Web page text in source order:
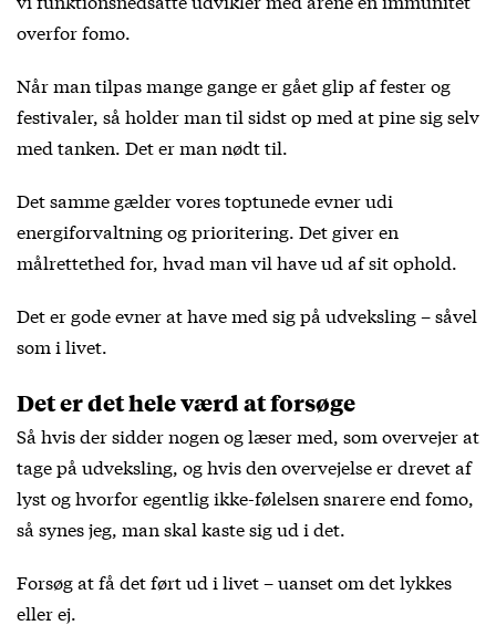
overfor fomo.
Når man tilpas mange gange er gået glip af fester og
festivaler, så holder man til sidst op med at pine sig selv
med tanken. Det er man nødt til.
Det samme gælder vores toptunede evner udi
energiforvaltning og prioritering. Det giver en
målrettethed for, hvad man vil have ud af sit ophold.
Det er gode evner at have med sig på udveksling – såvel
som i livet.
Det er det hele værd at forsøge
Så hvis der sidder nogen og læser med, som overvejer at
tage på udveksling, og hvis den overvejelse er drevet af
lyst og hvorfor egentlig ikke-følelsen snarere end fomo,
så synes jeg, man skal kaste sig ud i det.
Forsøg at få det ført ud i livet – uanset om det lykkes
eller ej.